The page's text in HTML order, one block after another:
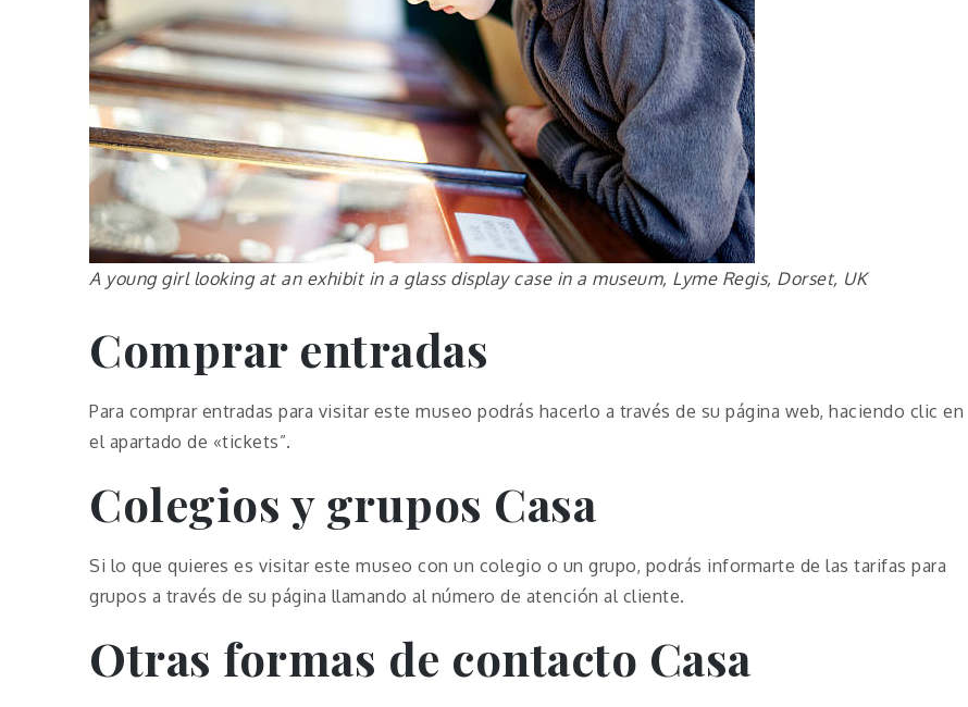
A young girl looking at an exhibit in a glass display case in a museum, Lyme Regis, Dorset, UK
Comprar entradas
Para comprar entradas para visitar este museo podrás hacerlo a través de su página web, haciendo clic en
el apartado de «tickets”.
Colegios y grupos Casa
Si lo que quieres es visitar este museo con un colegio o un grupo, podrás informarte de las tarifas para
grupos a través de su página llamando al número de atención al cliente.
Otras formas de contacto Casa